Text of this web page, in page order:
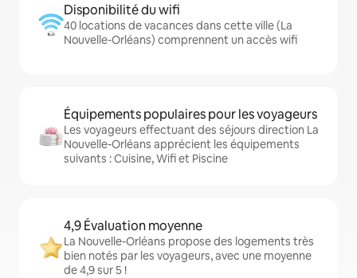
Disponibilité du wifi
40 locations de vacances dans cette ville (La
Nouvelle-Orléans) comprennent un accès wifi
Équipements populaires pour les voyageurs
Les voyageurs effectuant des séjours direction La
Nouvelle-Orléans apprécient les équipements
suivants : Cuisine, Wifi et Piscine
4,9 Évaluation moyenne
La Nouvelle-Orléans propose des logements très
bien notés par les voyageurs, avec une moyenne
de 4,9 sur 5 !